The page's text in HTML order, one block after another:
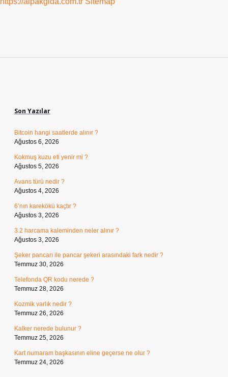
Son Yazılar
Bitcoin hangi saatlerde alınır ?
Ağustos 6, 2026
Kokmuş kuzu eti yenir mi ?
Ağustos 5, 2026
Avans türü nedir ?
Ağustos 4, 2026
6’nın karekökü kaçtır ?
Ağustos 3, 2026
3.2 harcama kaleminden neler alınır ?
Ağustos 3, 2026
Şeker pancarı ile pancar şekeri arasındaki fark nedir ?
Temmuz 30, 2026
Telefonda QR kodu nerede ?
Temmuz 28, 2026
Kozmik varlık nedir ?
Temmuz 26, 2026
Kalker nerede bulunur ?
Temmuz 25, 2026
Kart numaram başkasının eline geçerse ne olur ?
Temmuz 24, 2026